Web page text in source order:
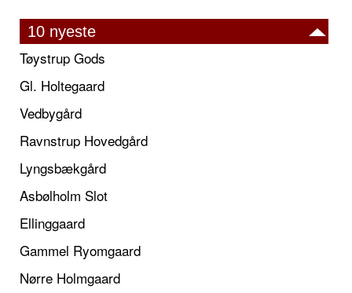
10 nyeste
Tøystrup Gods
Gl. Holtegaard
Vedbygård
Ravnstrup Hovedgård
Lyngsbækgård
Asbølholm Slot
Ellinggaard
Gammel Ryomgaard
Nørre Holmgaard